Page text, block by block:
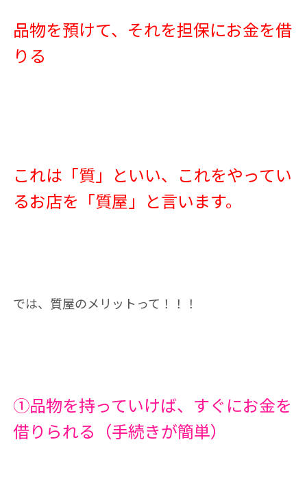
品物を預けて、それを担保にお金を借
りる
これは「質」といい、これをやってい
るお店を「質屋」と言います。
では、質屋のメリットって！！！
①品物を持っていけば、すぐにお金を
借りられる（手続きが簡単）